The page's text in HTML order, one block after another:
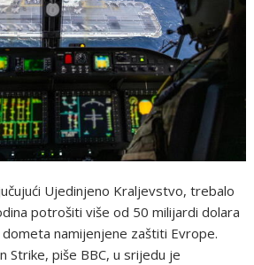
Ujedinjeno Kraljevstvo, trebalo
potrošiti više od 50 milijardi dolara
namijenjene zaštiti Evrope.
Strike, piše BBC, u srijedu je